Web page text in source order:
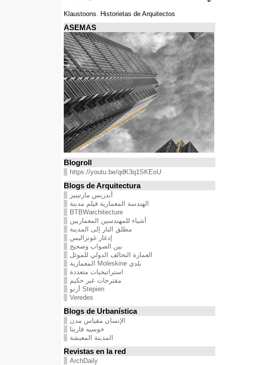
Klaustoons. Historietas de Arquitectos
ASEMAS
Blogroll
https://youtu.be/qdK3q1SKEoU
Blogs de Arquitectura
أندريس مارتينيز
الهندسة المعمارية فيلم مدينة
BTBWarchitecture
أشياء للمهندسين المعماريين
مطلق النار إلى المدينة
إدغار غونزاليس
بين الصواب وصحيح
العمارة التحالف الدولي للموئل
بلدي Moleskine المعمارية
استراتيجيات متعددة
مقترحات غير حكيم
Stepien أرنو
Veredes
Blogs de Urbanística
الإنسان مقياس مدن
خوسيه فارينا
المدينة المعيشة
Revistas en la red
ArchDaily